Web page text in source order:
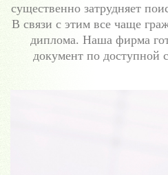
существенно затрудняет
В связи с этим все чаще
диплома. Наша фирма
документ по доступной